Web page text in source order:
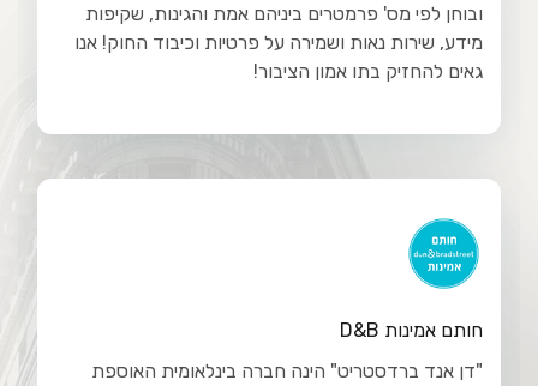
ובוחן לפי מס' פרמטרים ביניהם אמת והגינות, שקיפות
מידע, שירות נאות ושמירה על פרטיות וכיבוד החוק! אנו
גאים להחזיק בתו אמון הציבור!
חותם אמינות D&B
"דן אנד ברדסטריט" הינה חברה בינלאומית האוספת